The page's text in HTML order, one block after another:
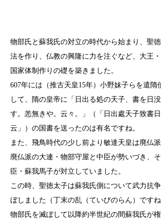
物部氏と蘇我氏の対立の時代から始まり、聖
法を作り、仏教の興隆に力を注ぐなど、大王
国家体制作りの礎を築きました。
607年には（推古天皇15年）小野妹子らを遣隋
して、隋の皇帝に「日出る処の天子、書を日
す。恙無きや。云々。」（「日出處天子致書
云」）の国書を送ったのは有名ですね。
また、飛鳥時代の少し前より敏達天皇は廃仏
廃仏派の大連・物部守屋と中臣が勢いづき、
臣・蘇我馬子が対立していました。
この時、聖徳太子は蘇我氏側について武力抗
ぼしました（丁末の乱（ていびのらん）ですね
物部氏を滅ぼして以降約半世紀の間蘇我氏が